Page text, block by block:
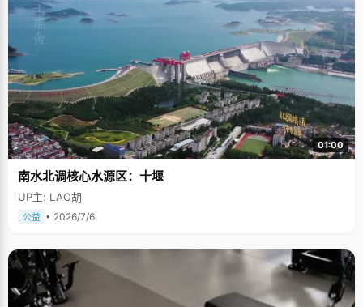
01:00
南水北调核心水源区：十堰
UP主: LAO胡
公益 • 2026/7/6